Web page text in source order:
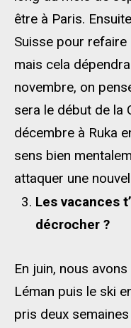
être à Paris.
Suisse pour
mais cela
novembre, on
sera le début de la
décembre à Ruka
sens bien
attaquer une
Les vacances
décrocher ?
En juin, nous
Léman puis le ski
pris deux